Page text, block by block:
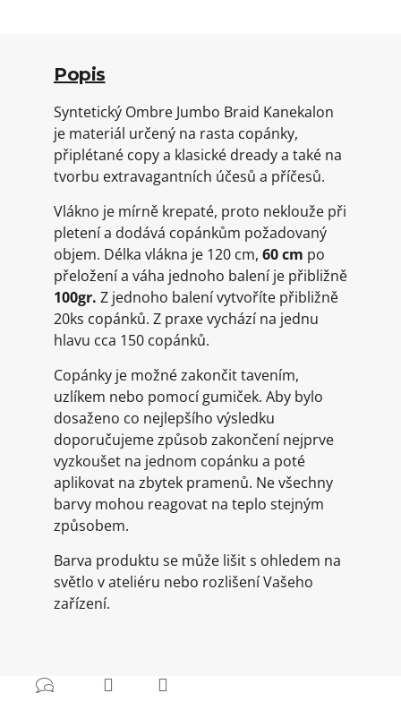
Popis
Syntetický Ombre Jumbo Braid Kanekalon
je materiál určený na rasta copánky,
připlétané copy a klasické dready a také na
tvorbu extravagantních účesů a příčesů.
Vlákno je mírně krepaté, proto neklouže při
pletení a dodává copánkům požadovaný
objem. Délka vlákna je 120 cm, 60 cm po
přeložení a váha jednoho balení je přibližně
100gr. Z jednoho balení vytvoříte přibližně
20ks copánků. Z praxe vychází na jednu
hlavu cca 150 copánků.
Copánky je možné zakončit tavením,
uzlíkem nebo pomocí gumiček. Aby bylo
dosaženo co nejlepšího výsledku
doporučujeme způsob zakončení nejprve
vyzkoušet na jednom copánku a poté
aplikovat na zbytek pramenů. Ne všechny
barvy mohou reagovat na teplo stejným
způsobem.
Barva produktu se může lišit s ohledem na
světlo v ateliéru nebo rozlišení Vašeho
zařízení.